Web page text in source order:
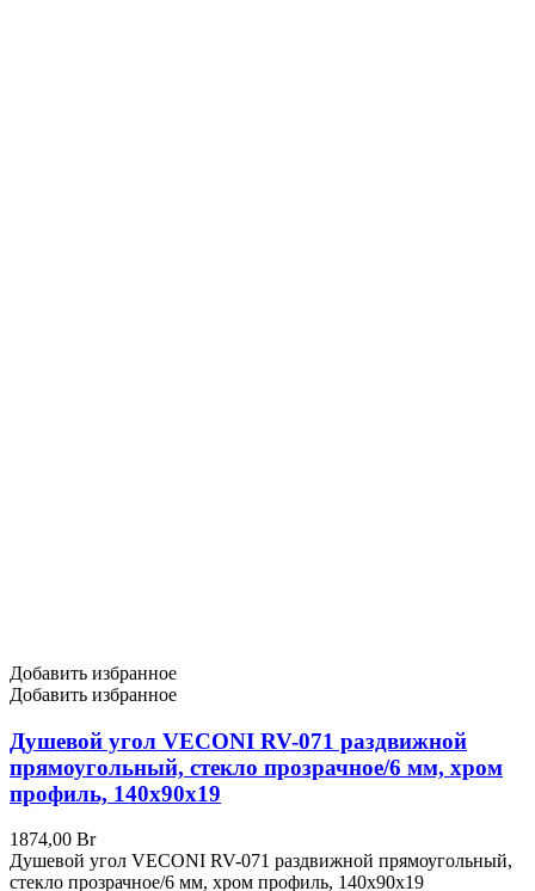
Добавить избранное
Добавить избранное
Душевой угол VECONI RV-071 раздвижной
прямоугольный, стекло прозрачное/6 мм, хром
профиль, 140x90x19
1874,00 Br
Душевой угол VECONI RV-071 раздвижной прямоугольный,
стекло прозрачное/6 мм, хром профиль, 140x90x19